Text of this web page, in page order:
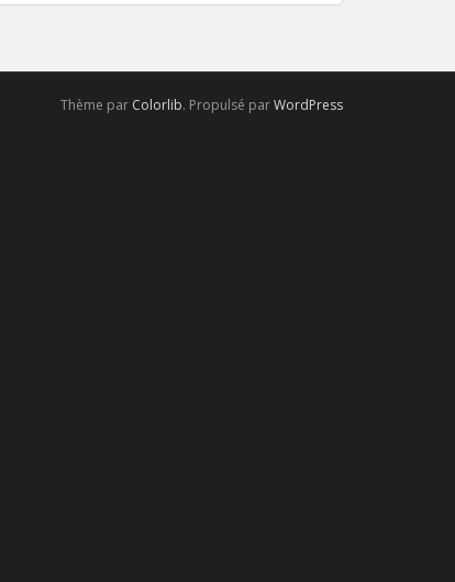
Thème par Colorlib. Propulsé parWordPress